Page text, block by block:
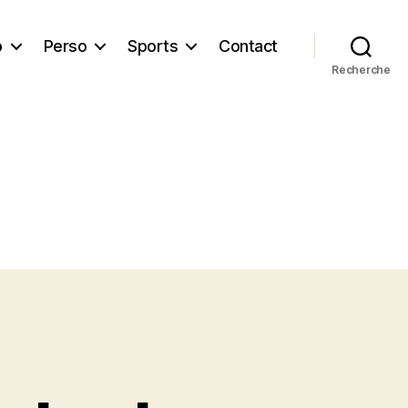
Perso Sports Contact
Recherche